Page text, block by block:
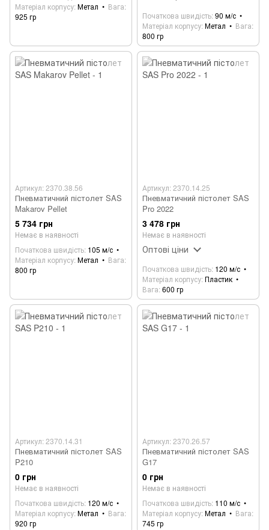
Матеріал корпусу Метал
Вага
925 гр
Початкова швидість 90 м/с
Матеріал корпусу Метал
Вага
800 гр
Артикул: 2370.38.56
Пневматичний пістолет SAS
Makarov Pellet
5 734 грн
Немає в наявності
Початкова швидість 105 м/с
Матеріал корпусу Метал
Вага
800 гр
Артикул: 2370.14.25
Пневматичний пістолет SAS
Pro 2022
3 478 грн
Немає в наявності
Оптові ціни
Початкова швидість 120 м/с
Матеріал корпусу Пластик
Вага 600 гр
Артикул: 2370.14.31
Пневматичний пістолет SAS
P210
0 грн
Немає в наявності
Початкова швидість 120 м/с
Матеріал корпусу Метал
Вага
920 гр
Артикул: 2370.26.57
Пневматичний пістолет SAS
G17
0 грн
Немає в наявності
Початкова швидість 110 м/с
Матеріал корпусу Метал
Вага
745 гр